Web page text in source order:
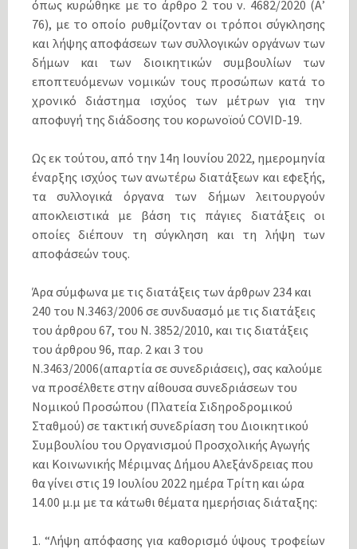
όπως κυρώθηκε με το άρθρο 2 του ν. 4682/2020 (Α’
76), με το οποίο ρυθμίζονταν οι τρόποι σύγκλησης
και λήψης αποφάσεων των συλλογικών οργάνων των
δήμων και των διοικητικών συμβουλίων των
εποπτευόμενων νομικών τους προσώπων κατά το
χρονικό διάστημα ισχύος των μέτρων για την
αποφυγή της διάδοσης του κορωνοϊού COVID-19.
Ως εκ τούτου, από την 14η Ιουνίου 2022, ημερομηνία
έναρξης ισχύος των ανωτέρω διατάξεων και εφεξής,
τα συλλογικά όργανα των δήμων λειτουργούν
αποκλειστικά με βάση τις πάγιες διατάξεις οι
οποίες διέπουν τη σύγκληση και τη λήψη των
αποφάσεών τους.
Άρα σύμφωνα με τις διατάξεις των άρθρων 234 και
240 του Ν.3463/2006 σε συνδυασμό με τις διατάξεις
του άρθρου 67, του Ν. 3852/2010, και τις διατάξεις
του άρθρου 96, παρ. 2 και 3 του
Ν.3463/2006(απαρτία σε συνεδριάσεις), σας καλούμε
να προσέλθετε στην αίθουσα συνεδριάσεων του
Νομικού Προσώπου (Πλατεία Σιδηροδρομικού
Σταθμού) σε τακτική συνεδρίαση του Διοικητικού
Συμβουλίου του Οργανισμού Προσχολικής Αγωγής
και Κοινωνικής Μέριμνας Δήμου Αλεξάνδρειας που
θα γίνει στις 19 Iουλίου 2022 ημέρα Τρίτη και ώρα
14.00 μ.μ με τα κάτωθι θέματα ημερήσιας διάταξης:
1. “Λήψη απόφασης για καθορισμό ύψους τροφείων